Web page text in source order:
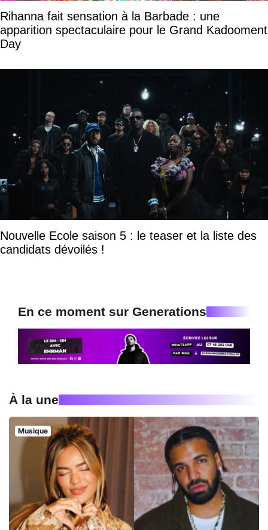
Rihanna fait sensation à la Barbade : une
apparition spectaculaire pour le Grand Kadooment
Day
Nouvelle Ecole saison 5 : le teaser et la liste des
candidats dévoilés !
En ce moment sur Generations
À la une
Musique